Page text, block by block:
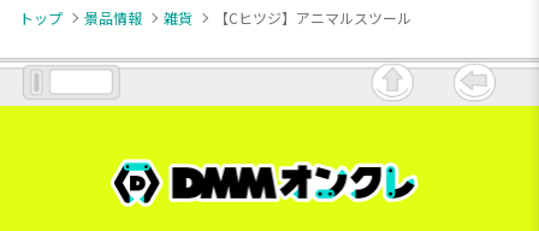
トップ 景品情報 雑貨 【Cヒツジ】アニマルスツール